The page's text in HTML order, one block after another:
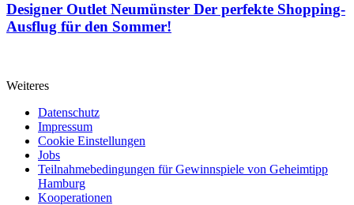
Designer Outlet Neumünster Der perfekte Shopping-
Ausflug für den Sommer!
Weiteres
Datenschutz
Impressum
Cookie Einstellungen
Jobs
Teilnahmebedingungen für Gewinnspiele von Geheimtipp
Hamburg
Kooperationen